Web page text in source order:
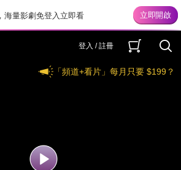
海量影劇免登入立即看
登入 / 註冊
「頻道+看片」每月只要 $199？